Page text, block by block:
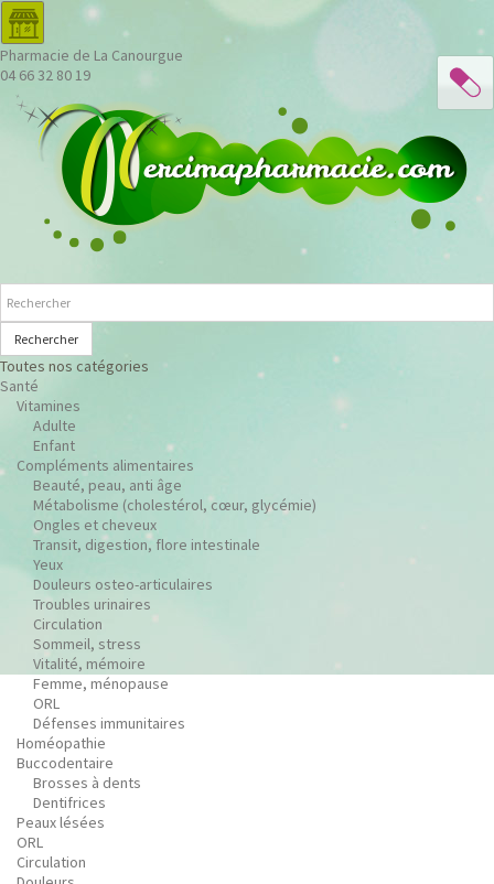
Pharmacie de La Canourgue
04 66 32 80 19
Rechercher
Toutes nos catégories
Santé
Vitamines
Adulte
Enfant
Compléments alimentaires
Beauté, peau, anti âge
Métabolisme (cholestérol, cœur, glycémie)
Ongles et cheveux
Transit, digestion, flore intestinale
Yeux
Douleurs osteo-articulaires
Troubles urinaires
Circulation
Sommeil, stress
Vitalité, mémoire
Femme, ménopause
ORL
Défenses immunitaires
Homéopathie
Buccodentaire
Brosses à dents
Dentifrices
Peaux lésées
ORL
Circulation